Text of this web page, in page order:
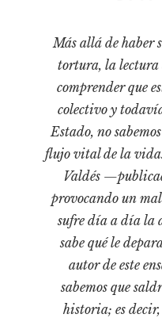
Literatura
Medioambiente
Narrativas visuales
Pensamiento
Pensamiento ilustrado
Personaje
Personajes secundarios
Relecturas
Más allá de haber
tortura, la lectura
comprender que
colectivo y
Estado, no
flujo vital de la
Valdés
provocando un
sufre día a día la
sabe qué le
autor de este
sabemos que
historia; es